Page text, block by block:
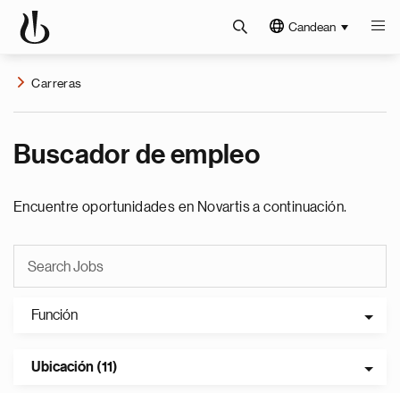
Candean
Carreras
Buscador de empleo
Encuentre oportunidades en Novartis a continuación.
Función
Ubicación (11)